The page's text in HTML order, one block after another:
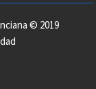
© 2019